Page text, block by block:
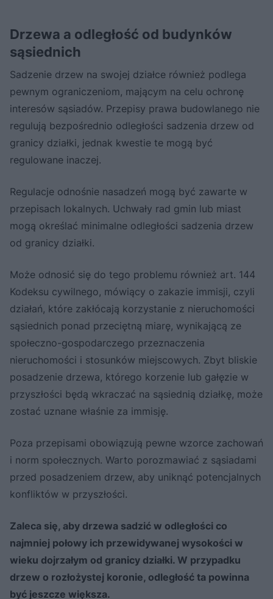
Drzewa a odległość od budynków
sąsiednich
Sadzenie drzew na swojej działce również podlega
pewnym ograniczeniom, mającym na celu ochronę
interesów sąsiadów. Przepisy prawa budowlanego nie
regulują bezpośrednio odległości sadzenia drzew od
granicy działki, jednak kwestie te mogą być
regulowane inaczej.
Regulacje odnośnie nasadzeń mogą być zawarte w
przepisach lokalnych. Uchwały rad gmin lub miast
mogą określać minimalne odległości sadzenia drzew
od granicy działki.
Może odnosić się do tego problemu również art. 144
Kodeksu cywilnego, mówiący o zakazie immisji, czyli
działań, które zakłócają korzystanie z nieruchomości
sąsiednich ponad przeciętną miarę, wynikającą ze
społeczno-gospodarczego przeznaczenia
nieruchomości i stosunków miejscowych. Zbyt bliskie
posadzenie drzewa, którego korzenie lub gałęzie w
przyszłości będą wkraczać na sąsiednią działkę, może
zostać uznane właśnie za immisję.
Poza przepisami obowiązują pewne wzorce zachowań
i norm społecznych. Warto porozmawiać z sąsiadami
przed posadzeniem drzew, aby uniknąć potencjalnych
konfliktów w przyszłości.
Zaleca się, aby drzewa sadzić w odległości co
najmniej połowy ich przewidywanej wysokości w
wieku dojrzałym od granicy działki. W przypadku
drzew o rozłożystej koronie, odległość ta powinna
być jeszcze większa.